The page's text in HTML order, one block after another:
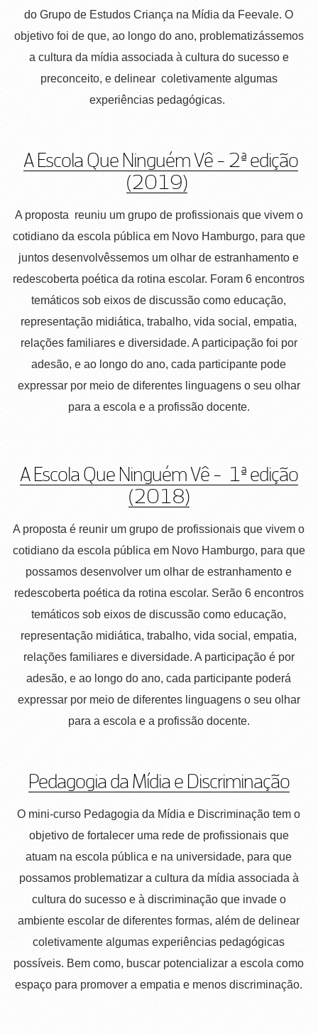
do Grupo de Estudos Criança na Mídia da Feevale. O
objetivo foi de que, ao longo do ano, problematizássemos
a cultura da mídia associada à cultura do sucesso e
preconceito, e delinear coletivamente algumas
experiências pedagógicas.
A Escola Que Ninguém Vê - 2ª edição
(2019)
A proposta reuniu um grupo de profissionais que vivem o
cotidiano da escola pública em Novo Hamburgo, para que
juntos desenvolvêssemos um olhar de estranhamento e
redescoberta poética da rotina escolar. Foram 6 encontros
temáticos sob eixos de discussão como educação,
representação midiática, trabalho, vida social, empatia,
relações familiares e diversidade. A participação foi por
adesão, e ao longo do ano, cada participante pode
expressar por meio de diferentes linguagens o seu olhar
para a escola e a profissão docente.
A Escola Que Ninguém Vê - 1ª edição
(2018)
A proposta é reunir um grupo de profissionais que vivem o
cotidiano da escola pública em Novo Hamburgo, para que
possamos desenvolver um olhar de estranhamento e
redescoberta poética da rotina escolar. Serão 6 encontros
temáticos sob eixos de discussão como educação,
representação midiática, trabalho, vida social, empatia,
relações familiares e diversidade. A participação é por
adesão, e ao longo do ano, cada participante poderá
expressar por meio de diferentes linguagens o seu olhar
para a escola e a profissão docente.
Pedagogia da Mídia e Discriminação
O mini-curso Pedagogia da Mídia e Discriminação tem o
objetivo de fortalecer uma rede de profissionais que
atuam na escola pública e na universidade, para que
possamos problematizar a cultura da mídia associada à
cultura do sucesso e à discriminação que invade o
ambiente escolar de diferentes formas, além de delinear
coletivamente algumas experiências pedagógicas
possíveis. Bem como, buscar potencializar a escola como
espaço para promover a empatia e menos discriminação.